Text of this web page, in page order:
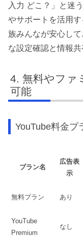
入力 どこ？」と迷
やサポートを活用
族みんなが安心し
な設定確認と情報共
無料やファ
可能
YouTube料金プ
プラン名
広告表
示
無料プラン あり
YouTube
Premium
なし